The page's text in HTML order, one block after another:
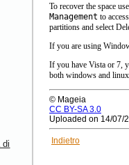
To recover the space
Management to
partitions and select
If you are using
If you have Vista or 7,
both windows and
© Mageia
CC BY-SA 3.0
Uploaded on 14/07/
Indietro
di